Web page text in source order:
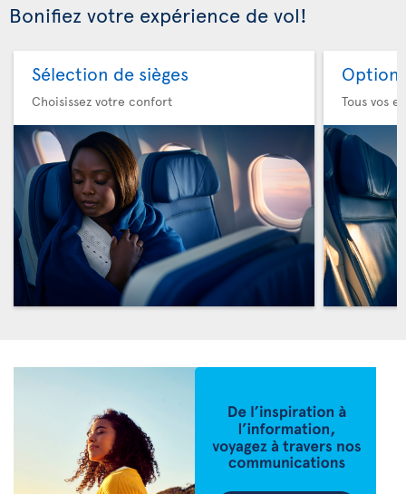
Bonifiez votre expérience de vol!
Sélection de sièges
Choisissez votre confort
Option
Tous vos